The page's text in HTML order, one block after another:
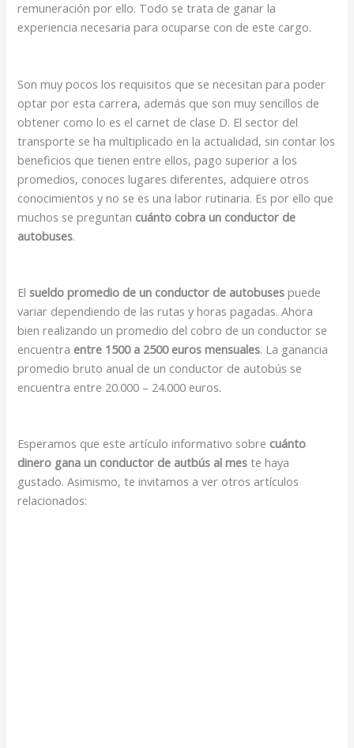
remuneración por ello. Todo se trata de ganar la
experiencia necesaria para ocuparse con de este cargo.
Son muy pocos los requisitos que se necesitan para poder
optar por esta carrera, además que son muy sencillos de
obtener como lo es el carnet de clase D. El sector del
transporte se ha multiplicado en la actualidad, sin contar los
beneficios que tienen entre ellos, pago superior a los
promedios, conoces lugares diferentes, adquiere otros
conocimientos y no se es una labor rutinaria. Es por ello que
muchos se preguntan cuánto cobra un conductor de
autobuses.
Elsueldo promedio de un conductor de autobuses puede
variar dependiendo de las rutas y horas pagadas. Ahora
bien realizando un promedio del cobro de un conductor se
encuentra entre 1500 a 2500 euros mensuales. La ganancia
promedio bruto anual de un conductor de autobús se
encuentra entre 20.000 – 24.000 euros.
Esperamos que este artículo informativo sobre cuánto
dinero gana un conductor de autbús al mes te haya
gustado. Asimismo, te invitamos a ver otros artículos
relacionados: